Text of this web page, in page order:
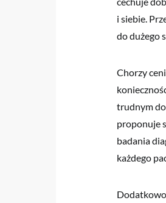
i siebie.
do dużego
Chorzy
trudnym
proponuje
badania
każdego